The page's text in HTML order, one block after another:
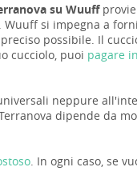
su Wuuff
Wuuff si impegna a
possibile. Il
cucciolo, puoi pagare
neppure
dipende da
. In ogni caso, se